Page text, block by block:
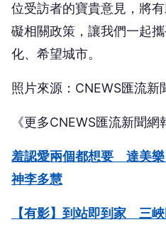
位受訪者的寶貴意見，將
礙相關政策，讓我們一起
化、希望城市。
照片來源：CNEWS匯流新
《更多CNEWS匯流新聞網
羞認愛兩個都想要 達美樂
神李多慧
【有影】到站即到家 三